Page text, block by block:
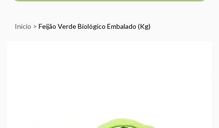
Início Feijão Verde Biológico Embalado (Kg)